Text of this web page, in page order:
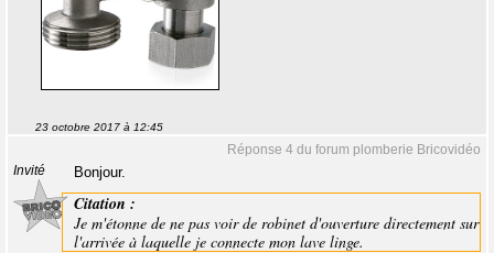
23 octobre 2017 à 12:45
Réponse 4 du forum plomberie Bricovidéo
Invité Bonjour.
Citation :
Je m'étonne de ne pas voir de robinet d'ouverture directement sur
l'arrivée à laquelle je connecte mon lave linge.